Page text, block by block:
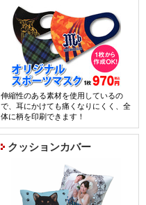
伸縮性のある素材を使用しているの
で、耳にかけても痛くなりにくく、全
体に柄を印刷できます！
詳細はコチラ
クッションカバー